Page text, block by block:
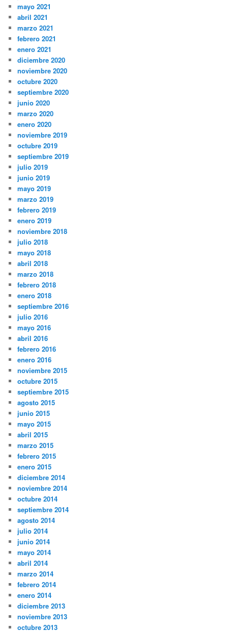
mayo 2021
abril 2021
marzo 2021
febrero 2021
enero 2021
diciembre 2020
noviembre 2020
octubre 2020
septiembre 2020
junio 2020
marzo 2020
enero 2020
noviembre 2019
octubre 2019
septiembre 2019
julio 2019
junio 2019
mayo 2019
marzo 2019
febrero 2019
enero 2019
noviembre 2018
julio 2018
mayo 2018
abril 2018
marzo 2018
febrero 2018
enero 2018
septiembre 2016
julio 2016
mayo 2016
abril 2016
febrero 2016
enero 2016
noviembre 2015
octubre 2015
septiembre 2015
agosto 2015
junio 2015
mayo 2015
abril 2015
marzo 2015
febrero 2015
enero 2015
diciembre 2014
noviembre 2014
octubre 2014
septiembre 2014
agosto 2014
julio 2014
junio 2014
mayo 2014
abril 2014
marzo 2014
febrero 2014
enero 2014
diciembre 2013
noviembre 2013
octubre 2013